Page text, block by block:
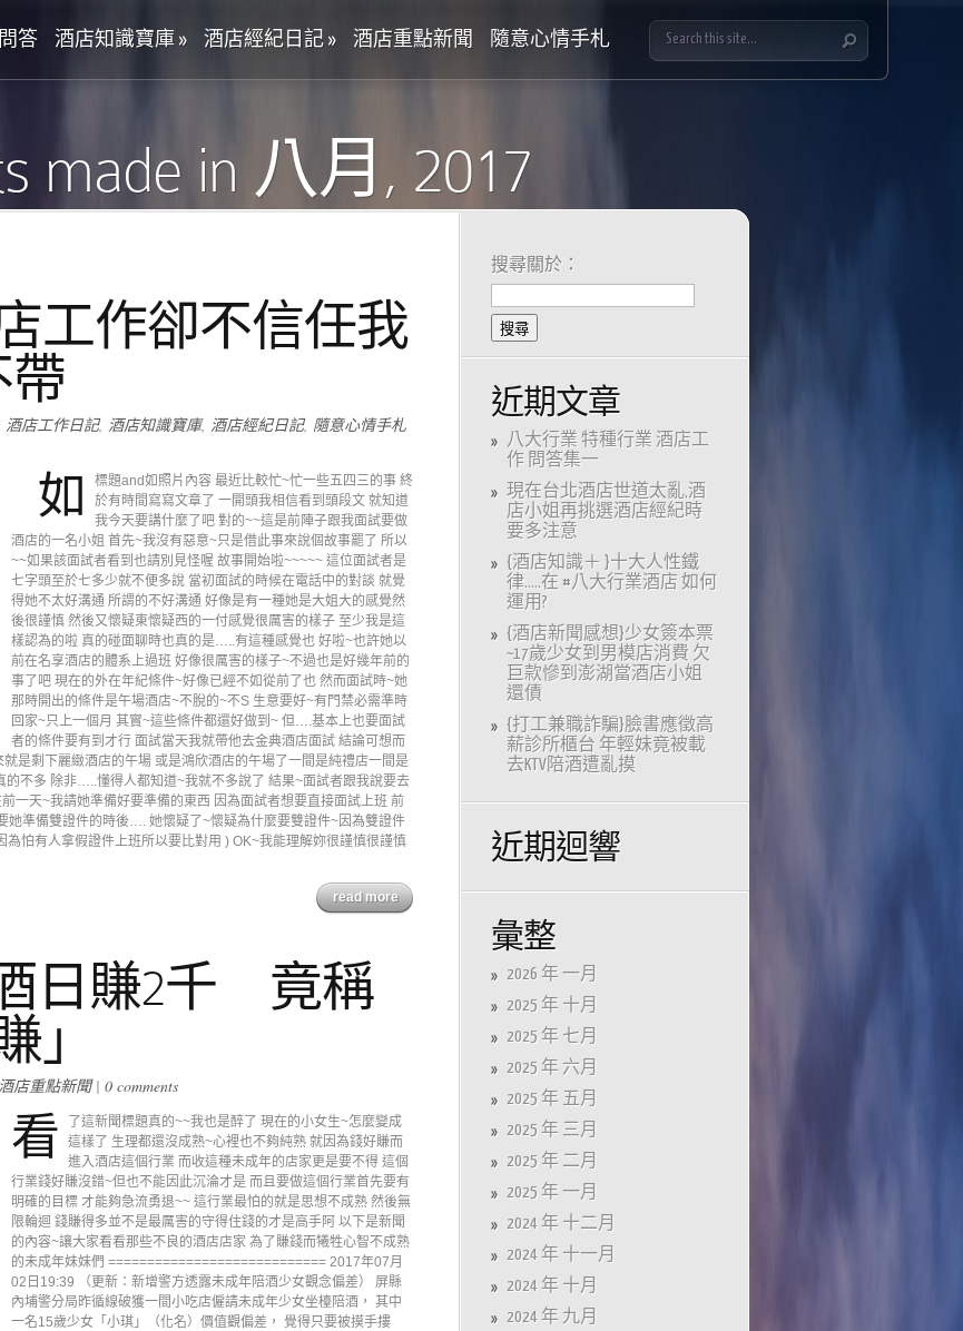
答 酒店知識寶庫» 酒店經紀日記» 酒店重點新聞 隨意心情手札
made in 八月, 2017
工作卻不信任我
帶
酒店工作日記, 酒店知識寶庫, 酒店經紀日記, 隨意心情手札
如
標題and如照片內容 最近比較忙~忙一些五四三的事 終
於有時間寫寫文章了 一開頭我相信看到頭段文 就知道
我今天要講什麼了吧 對的~~這是前陣子跟我面試要做
酒店的一名小姐 首先~我沒有惡意~只是借此事來說個故事罷了 所以
~~如果該面試者看到也請別見怪喔 故事開始啦~~~~~ 這位面試者是
七字頭至於七多少就不便多說 當初面試的時候在電話中的對談 就覺
得她不太好溝通 所謂的不好溝通 好像是有一種她是大姐大的感覺然
後很謹慎 然後又懷疑東懷疑西的一付感覺很厲害的樣子 至少我是這
樣認為的啦 真的碰面聊時也真的是…..有這種感覺也 好啦~也許她以
前在名享酒店的體系上過班 好像很厲害的樣子~不過也是好幾年前的
事了吧 現在的外在年紀條件~好像已經不如從前了也 然而面試時~她
那時開出的條件是午場酒店~不脫的~不S 生意要好~有門禁必需準時
回家~只上一個月 其實~這些條件都還好做到~ 但….基本上也要面試
者的條件要有到才行 面試當天我就帶他去金典酒店面試 結論可想而
是剩下麗緻酒店的午場 或是鴻欣酒店的午場了一間是純禮店一間是
不多 除非…..懂得人都知道~我就不多說了 結果~面試者跟我說要去
一天~我請她準備好要準備的東西 因為面試者想要直接面試上班 前
她準備雙證件的時後…. 她懷疑了~懷疑為什麼要雙證件~因為雙證件
怕有人拿假證件上班所以要比對用 ) OK~我能理解妳很謹慎很謹慎
read more
日賺2千 竟稱
」
酒店重點新聞| 0 comments
看
了這新聞標題真的~~我也是醉了 現在的小女生~怎麼變成
這樣了 生理都還沒成熟~心裡也不夠純熟 就因為錢好賺而
進入酒店這個行業 而收這種未成年的店家更是要不得 這個
行業錢好賺沒錯~但也不能因此沉淪才是 而且要做這個行業首先要有
明確的目標 才能夠急流勇退~~ 這行業最怕的就是思想不成熟 然後無
限輪迴 錢賺得多並不是最厲害的守得住錢的才是高手阿 以下是新聞
的內容~讓大家看看那些不良的酒店店家 為了賺錢而犧牲心智不成熟
的未成年妹妹們 ============================ 2017年07月
02日19:39 （更新：新增警方透露未成年陪酒少女觀念偏差） 屏縣
內埔警分局昨循線破獲一間小吃店僱請未成年少女坐檯陪酒， 其中
一名15歲少女「小琪」（化名）價值觀偏差， 覺得只要被摸手摟
搜尋關於：
近期文章
八大行業 特種行業 酒店工
作 問答集一
現在台北酒店世道太亂,酒
店小姐再挑選酒店經紀時
要多注意
{酒店知識＋ }十大人性鐵
律…..在 #八大行業酒店 如何
運用?
{酒店新聞感想}少女簽本票
~17歲少女到男模店消費 欠
巨款慘到澎湖當酒店小姐
還債
{打工兼職詐騙}臉書應徵高
薪診所櫃台 年輕妹竟被載
去KTV陪酒遭亂摸
近期迴響
彙整
2026 年 一月
2025 年 十月
2025 年 七月
2025 年 六月
2025 年 五月
2025 年 三月
2025 年 二月
2025 年 一月
2024 年 十二月
2024 年 十一月
2024 年 十月
2024 年 九月